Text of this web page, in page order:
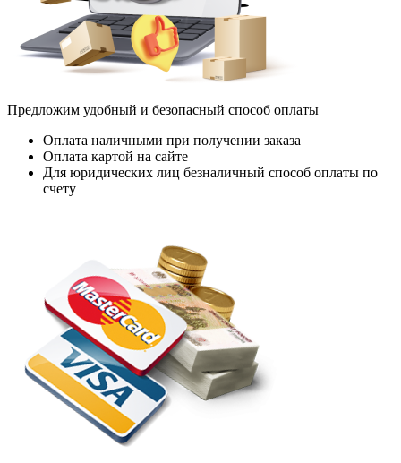
Предложим удобный и безопасный способ оплаты
Оплата наличными при получении заказа
Оплата картой на сайте
Для юридических лиц безналичный способ оплаты по
счету